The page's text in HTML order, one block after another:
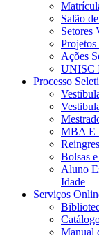
Salão
Setores
Projetos
Ações
UNISC
Processo
MBA E
Bolsas
Aluno
Idade
Serviços
Manual